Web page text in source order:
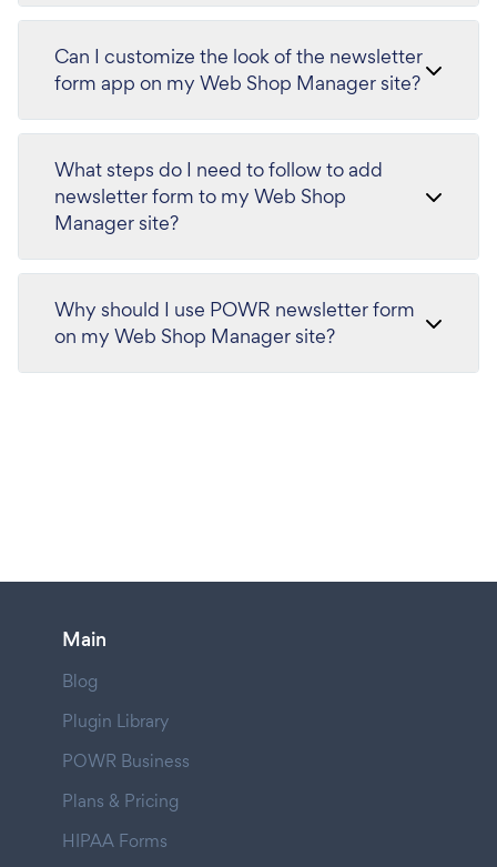
Can I customize the look of the newsletter
form app on my Web Shop Manager site?
What steps do I need to follow to add
newsletter form to my Web Shop
Manager site?
Why should I use POWR newsletter form
on my Web Shop Manager site?
Main
Blog
Plugin Library
POWR Business
Plans & Pricing
HIPAA Forms